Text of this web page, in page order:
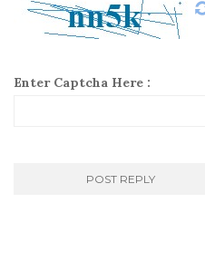
Enter Captcha Here :